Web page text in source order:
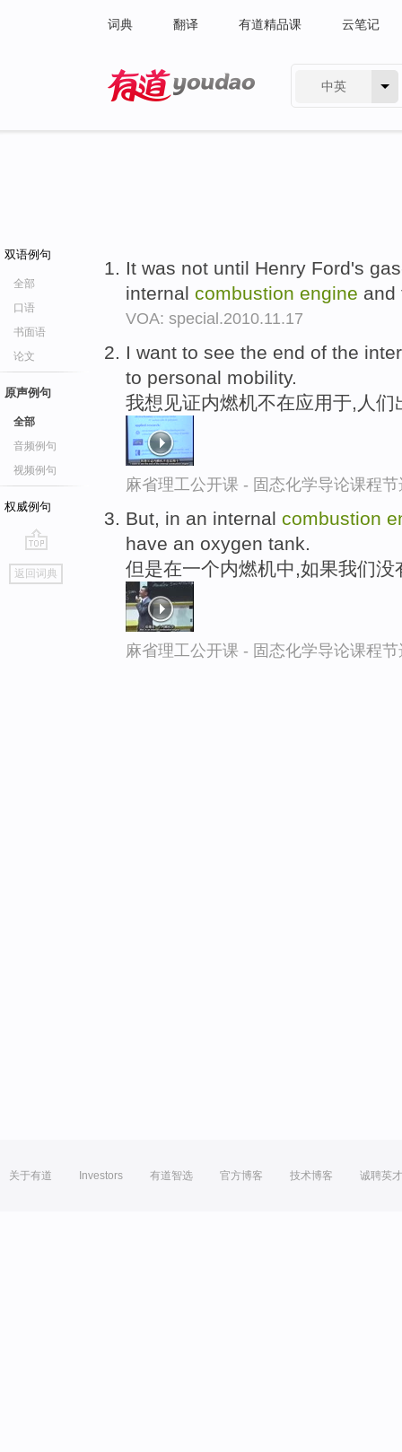
词典 翻译 有道精品课 云笔记
中英
双语例句
全部
口语
书面语
论文
原声例句
全部
音频例句
视频例句
权威例句
go
top
返回词典
It was not until Henry Ford's
internal combustion engine and
VOA: special.2010.11.17
I want to see the end of the
to personal mobility.
我想见证内燃机不在应用于,人们
麻省理工公开课 - 固态化学导论课程节
But, in an internal combustion
have an oxygen tank.
但是在一个内燃机中,如果我们
麻省理工公开课 - 固态化学导论课程节
关于有道 Investors 有道智选 官方博客 技术博客 诚聘英才